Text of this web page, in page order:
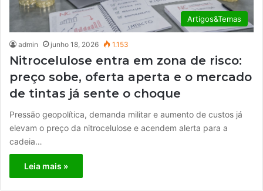
Artigos&Temas
admin junho 18, 2026 1.153
Nitrocelulose entra em zona de risco:
preço sobe, oferta aperta e o mercado
de tintas já sente o choque
Pressão geopolítica, demanda militar e aumento de custos já
elevam o preço da nitrocelulose e acendem alerta para a
cadeia…
Leia mais »